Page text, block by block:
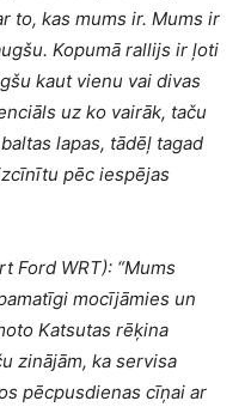
to, kas mums ir. Mums ir
Kopumā rallijs ir ļoti
kaut vienu vai divas
uz ko vairāk, taču
lapas, tādēļ tagad
pēc iespējas
Ford WRT): “Mums
mocījāmies un
Katsutas rēķina
zinājām, ka servisa
pēcpusdienas cīņai ar